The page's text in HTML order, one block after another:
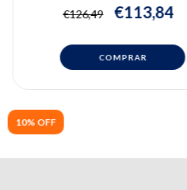
10% OFF
Bongcheol Kim, Seungmin Oh,
Wonsug Jung
€126,49 €113,84